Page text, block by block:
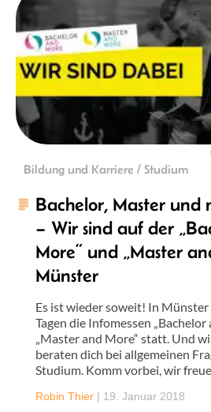
Bildung und Karriere / Studium
Bachelor, Master und
– Wir sind auf der
More“ und „Master
Münster
Es ist wieder soweit! In
Tagen die Infomessen „Bachelor
„Master and More“ statt. Und
beraten dich bei allgemeinen
Studium. Komm vorbei, wir
Robin Thier | 19. Januar 2018